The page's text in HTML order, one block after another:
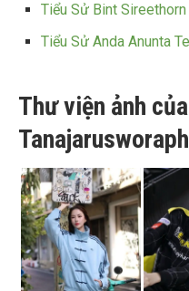
Tiểu Sử Bint
Tiểu Sử Anda Anunta
Thư viện ảnh